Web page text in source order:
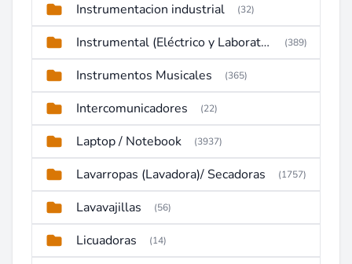
Instrumentacion industrial (32)
Instrumental (Eléctrico y Laboratorio) (389)
Instrumentos Musicales (365)
Intercomunicadores (22)
Laptop / Notebook (3937)
Lavarropas (Lavadora)/ Secadoras (1757)
Lavavajillas (56)
Licuadoras (14)